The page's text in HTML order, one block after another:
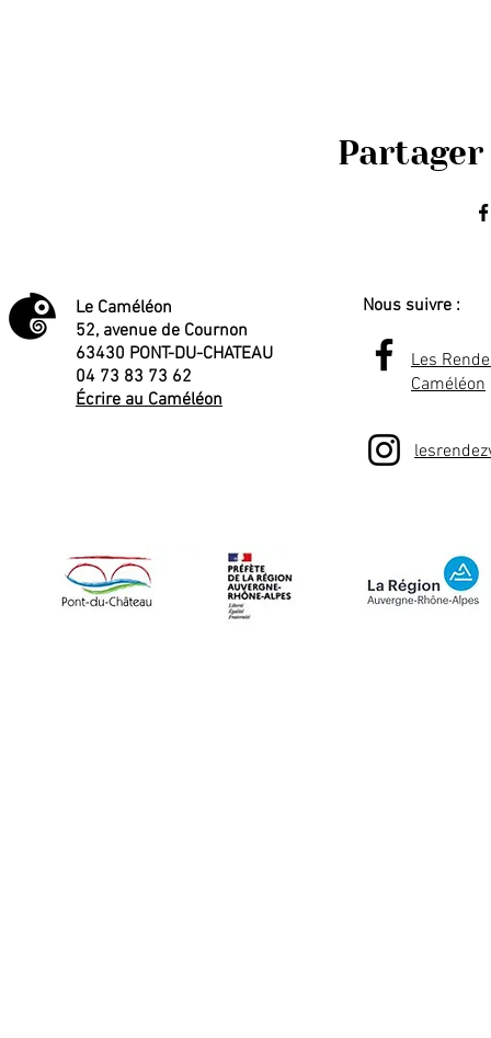
Le Caméléon
52, avenue de Cournon
63430 PONT-DU-CHATEAU
04 73 83 73 62
Écrire au Caméléon
Nous suivre :
Les
Caméléon